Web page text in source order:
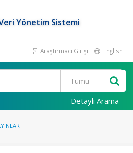
Yönetim Sistemi
Araştırmacı Girişi English
Detaylı Arama